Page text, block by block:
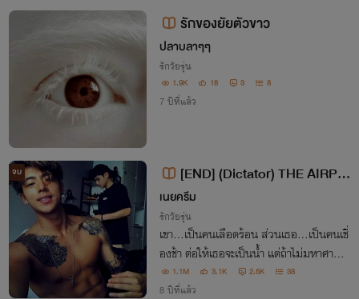
รักของยัยตัวขาว
ปลาบลาๆๆ
รักวัยรุ่น
1.9K 18 3 8
7 ปีที่แล้ว
จบ
[END] (Dictator) THE AIRPO
RT รักขัดใจของคุณชายป่าเถื่อน (แอ
ร์พอร์ต+อบเชย)
เนยครีม
รักวัยรุ่น
เขา…เป็นคนเลือดร้อน ส่วนเธอ…เป็นคนเชื่
องช้า ต่อให้เธอจะเป็นน้ำ แต่ถ้าไม่มหาศาลห
รือมากพอก็ไม่อาจหยุดไฟมหึมาอย่างเขาได้
1.1M 3.1K 2.5K 38
8 ปีที่แล้ว